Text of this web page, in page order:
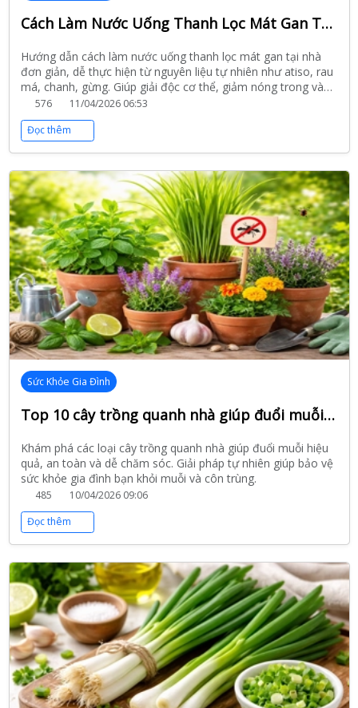
Cách Làm Nước Uống Thanh Lọc Mát Gan Tại Nhà Đơn Giản, Hiệu Quả
Hướng dẫn cách làm nước uống thanh lọc mát gan tại nhà
đơn giản, dễ thực hiện từ nguyên liệu tự nhiên như atiso, rau
má, chanh, gừng. Giúp giải độc cơ thể, giảm nóng trong và
tăng cường sức khỏe hiệu quả.
576
11/04/2026 06:53
Đọc thêm
Sức Khỏe Gia Đình
Top 10 cây trồng quanh nhà giúp đuổi muỗi hiệu quả, an toàn cho sức khỏe
Khám phá các loại cây trồng quanh nhà giúp đuổi muỗi hiệu
quả, an toàn và dễ chăm sóc. Giải pháp tự nhiên giúp bảo vệ
sức khỏe gia đình bạn khỏi muỗi và côn trùng.
485
10/04/2026 09:06
Đọc thêm